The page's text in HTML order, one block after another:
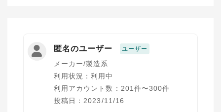
匿名のユーザー ユーザー
メーカー/製造系
利用状況：利用中
利用アカウント数：201件〜300件
投稿日：2023/11/16